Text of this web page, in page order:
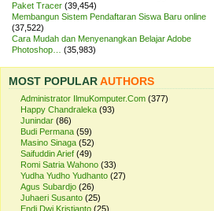
Paket Tracer (39,454)
Membangun Sistem Pendaftaran Siswa Baru online
(37,522)
Cara Mudah dan Menyenangkan Belajar Adobe
Photoshop…
(35,983)
MOST POPULARAUTHORS
Administrator IlmuKomputer.Com (377)
Happy Chandraleka (93)
Junindar (86)
Budi Permana (59)
Masino Sinaga (52)
Saifuddin Arief (49)
Romi Satria Wahono (33)
Yudha Yudho Yudhanto (27)
Agus Subardjo (26)
Juhaeri Susanto (25)
Endi Dwi Kristianto (25)